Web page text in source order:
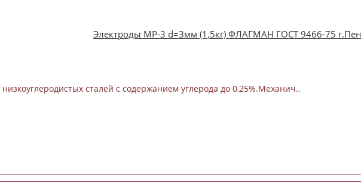
Электроды MP-3 d=3мм (1,5кг) ФЛАГМАН ГОСТ 9466-75
сталей с содержанием углерода до 0,25%.Механич..